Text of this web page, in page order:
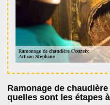
Ramonage de
quelles sont les étapes